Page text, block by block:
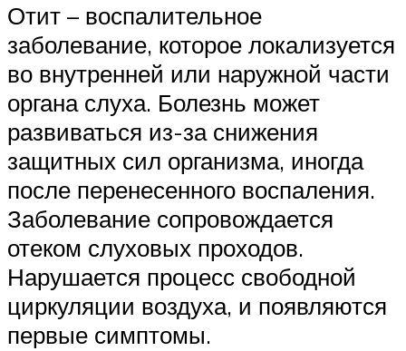
Отит – воспалительное
заболевание, которое локализуется
во внутренней или наружной части
органа слуха. Болезнь может
развиваться из-за снижения
защитных сил организма, иногда
после перенесенного воспаления.
Заболевание сопровождается
отеком слуховых проходов.
Нарушается процесс свободной
циркуляции воздуха, и появляются
первые симптомы.